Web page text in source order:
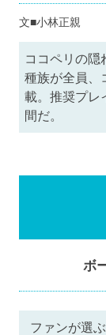
文■小林正親
ココペリの隠
種族が全員、
載。推奨プレ
間だ。
ボ
ファンが選